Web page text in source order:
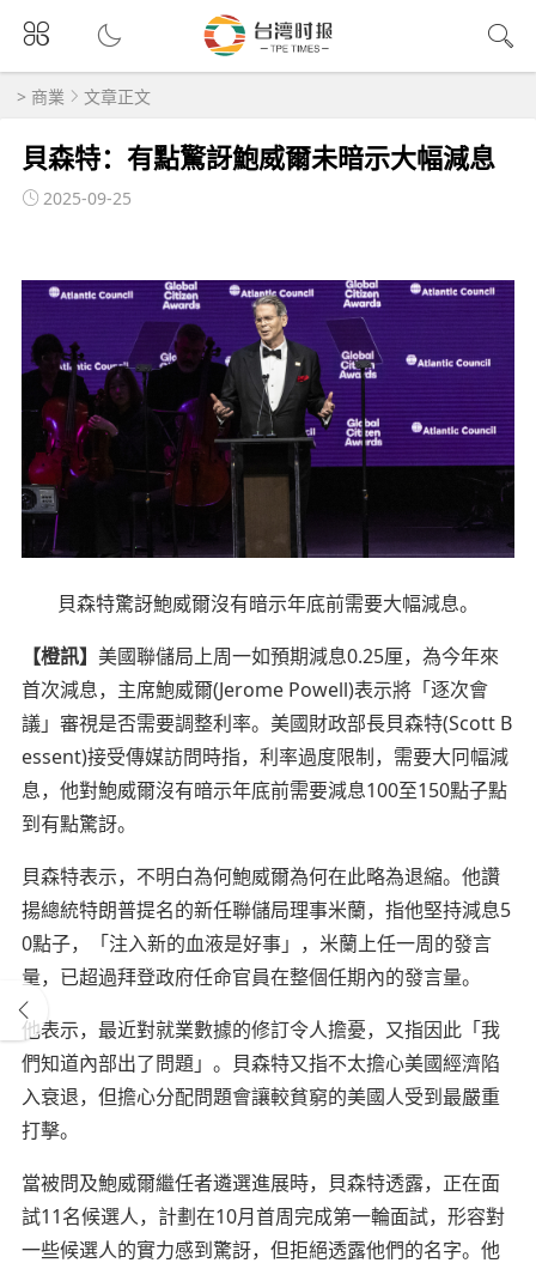
> 商業 文章正文
貝森特：有點驚訝鮑威爾未暗示大幅減息
2025-09-25
貝森特驚訝鮑威爾沒有暗示年底前需要大幅減息。
【橙訊】 美國聯儲局上周一如預期減息0.25厘，為今年來
首次減息，主席鮑威爾(Jerome Powell)表示將「逐次會
議」審視是否需要調整利率。美國財政部長貝森特(Scott B
essent)接受傳媒訪問時指，利率過度限制，需要大冋幅減
息，他對鮑威爾沒有暗示年底前需要減息100至150點子點
到有點驚訝。
貝森特表示，不明白為何鮑威爾為何在此略為退縮。他讚
揚總統特朗普提名的新任聯儲局理事米蘭，指他堅持減息5
0點子，「注入新的血液是好事」，米蘭上任一周的發言
量，已超過拜登政府任命官員在整個任期內的發言量。
他表示，最近對就業數據的修訂令人擔憂，又指因此「我
們知道內部出了問題」。貝森特又指不太擔心美國經濟陷
入衰退，但擔心分配問題會讓較貧窮的美國人受到最嚴重
打擊。
當被問及鮑威爾繼任者遴選進展時，貝森特透露，正在面
試11名候選人，計劃在10月首周完成第一輪面試，形容對
一些候選人的實力感到驚訝，但拒絕透露他們的名字。他